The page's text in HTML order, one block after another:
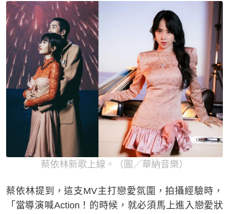
蔡依林新歌上線。（圖／華納音樂）
蔡依林提到，這支MV主打戀愛氛圍，拍攝經驗時，
「當導演喊Action！的時候，就必須馬上進入戀愛狀